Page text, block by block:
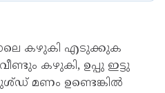
കഴുകി എടുക്കുക
കഴുകി, ഉപ്പു ഇട്ടു
മണം ഉണ്ടെങ്കിൽ